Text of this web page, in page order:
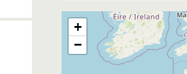
+
−